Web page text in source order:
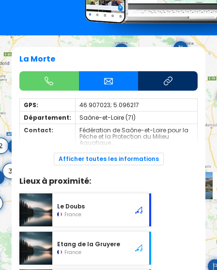
La Morte
GPS:
46.907023; 5.096217
Département:
Saône-et-Loire (71)
Contact:
Fédération de Saône-et-Loire pour la
Pêche et la Protection du Milieu
Aquatique
Espèces de
poissons:
Carnassier, carpe, poisson blanc
Cours d'eau d'une longueur de 2.93 km classé en 2ème
catégorie piscicole à cet emplacement.
Afficher toutes les informations
Lieux à proximité:
Le Doubs
France
Etang de la Gruyere
France